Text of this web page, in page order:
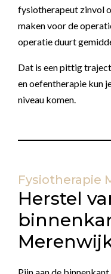
fysiotherapeut zinvol
maken voor de
operatie duurt
Dat is een pittig
en oefentherapie kun
niveau komen.
Fysiotherapie
Herstel